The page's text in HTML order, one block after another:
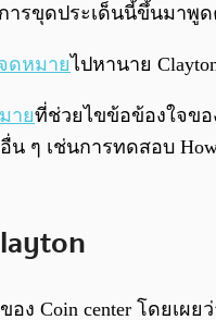
ารขุดประเด็นนี้ขึ้นมาพู
ดหมายไปหานาย
ายที่ช่วยไขข้อข้องใจขอ
น ๆ เช่นการทดสอบ
ง Coin center โดยเผ